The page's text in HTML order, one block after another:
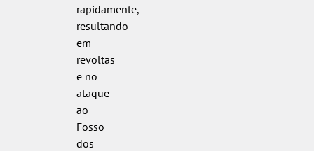
rapidamente,
resultando
em
revoltas
e no
ataque
ao
Fosso
dos